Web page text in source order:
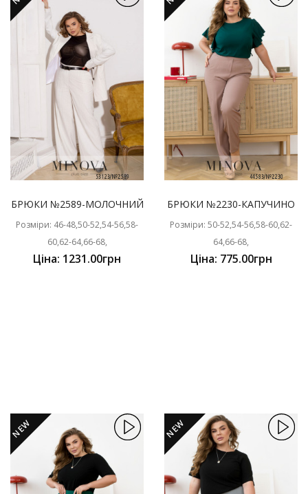
БРЮКИ №2589-МОЛОЧНИЙ
Розміри: 46-48,50-52,54-56,58-
60,62-64,66-68,
Ціна: 1231.00грн
БРЮКИ №2230-КАПУЧИНО
Розміри: 50-52,54-56,58-60,62-
64,66-68,
Ціна: 775.00грн
NEW NEW